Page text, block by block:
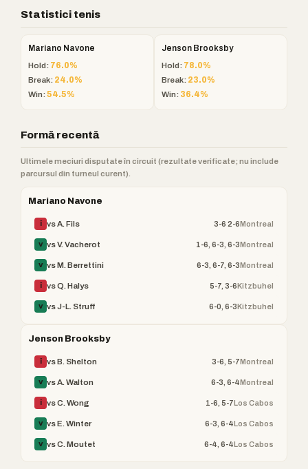
Statistici tenis
Mariano Navone
Hold: 76.0%
Break: 24.0%
Win:54.5%
Jenson Brooksby
Hold: 78.0%
Break: 23.0%
Win: 36.4%
Formă recentă
Ultimele meciuri disputate în circuit (rezultate verificate; nu include
parcursul din turneul curent).
Mariano Navone
Î vs A. Fils 3-6 2-6Montreal
V vs V. Vacherot 1-6, 6-3, 6-3Montreal
V vs M. Berrettini 6-3, 6-7, 6-3Montreal
Î vs Q. Halys 5-7, 3-6Kitzbuhel
V vs J-L. Struff 6-0, 6-3Kitzbuhel
Jenson Brooksby
Î vs B. Shelton 3-6, 5-7Montreal
V vs A. Walton 6-3, 6-4Montreal
Î vs C. Wong 1-6, 5-7Los Cabos
V vs E. Winter 6-3, 6-4Los Cabos
V vs C. Moutet 6-4, 6-4Los Cabos